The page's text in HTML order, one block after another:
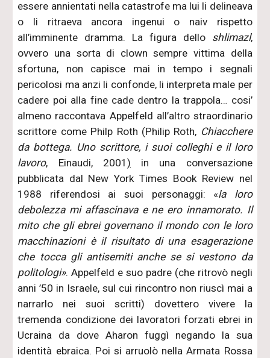
essere annientati nella catastrofe ma lui li delineava
o li ritraeva ancora ingenui o naiv rispetto
all’imminente dramma. La figura dello shlimazl,
ovvero una sorta di clown sempre vittima della
sfortuna, non capisce mai in tempo i segnali
pericolosi ma anzi li confonde, li interpreta male per
cadere poi alla fine cade dentro la trappola… cosi’
almeno raccontava Appelfeld all’altro straordinario
scrittore come Philp Roth (Philip Roth, Chiacchere
da bottega. Uno scrittore, i suoi colleghi e il loro
lavoro, Einaudi, 2001 ) in una conversazione
pubblicata dal New York Times Book Review nel
1988 riferendosi ai suoi personaggi: «la loro
debolezza mi affascinava e ne ero innamorato. Il
mito che gli ebrei governano il mondo con le loro
macchinazioni è il risultato di una esagerazione
che tocca gli antisemiti anche se si vestono da
politologi». Appelfeld e suo padre (che ritrovò negli
anni ’50 in Israele, sul cui rincontro non riuscì mai a
narrarlo nei suoi scritti) dovettero vivere la
tremenda condizione dei lavoratori forzati ebrei in
Ucraina da dove Aharon fuggì negando la sua
identità ebraica. Poi si arruolò nella Armata Rossa